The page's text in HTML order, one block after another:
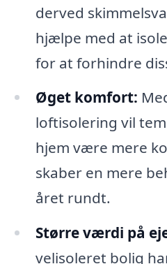
derved
hjælpe med at
for at forhindre
Øget komfort:
loftisolering vil
hjem være mere
skaber en mere
året rundt.
Større værdi på
velisoleret bolig